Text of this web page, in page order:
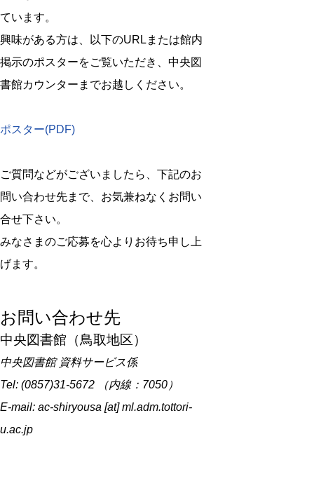
ています。
興味がある方は、以下のURLまたは館内
掲示のポスターをご覧いただき、中央図
書館カウンターまでお越しください。
ポスター(PDF)
ご質問などがございましたら、下記のお
問い合わせ先まで、お気兼ねなくお問い
合せ下さい。
みなさまのご応募を心よりお待ち申し上
げます。
お問い合わせ先
中央図書館（鳥取地区）
中央図書館 資料サービス係
Tel: (0857)31-5672 （内線：7050）
E-mail: ac-shiryousa [at] ml.adm.tottori-
u.ac.jp